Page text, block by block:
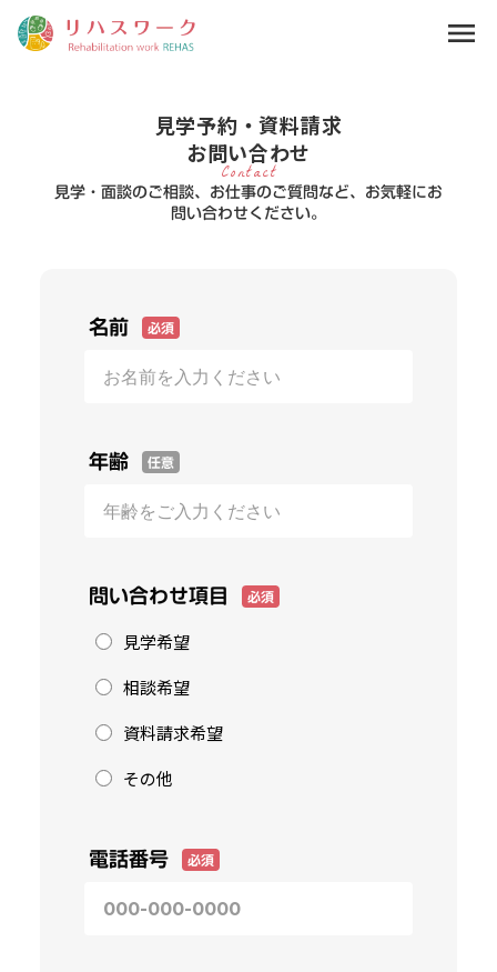
見学予約・資料請求
お問い合わせ
Contact
見学・面談のご相談、お仕事のご質問など、お気軽にお
問い合わせください。
menu
名前 必須
年齢 任意
問い合わせ項目 必須
見学希望
相談希望
資料請求希望
その他
電話番号 必須